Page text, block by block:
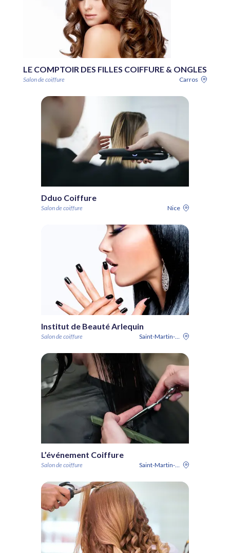
LE COMPTOIR DES FILLES COIFFURE & ONGLES
Salon de coiffure Carros
Dduo Coiffure
Salon de coiffure Nice
Institut de Beauté Arlequin
Salon de coiffure Saint-Martin-du-Var
L’événement Coiffure
Salon de coiffure Saint-Martin-du-Var